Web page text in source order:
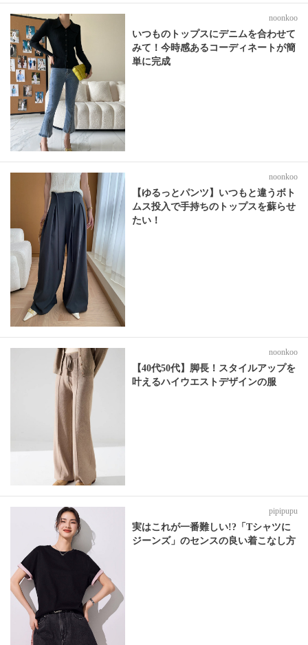
noonkoo
いつものトップスにデニムを合わせて
みて！今時感あるコーディネートが簡
単に完成
noonkoo
【ゆるっとパンツ】いつもと違うボト
ムス投入で手持ちのトップスを蘇らせ
たい！
noonkoo
【40代50代】脚長！スタイルアップを
叶えるハイウエストデザインの服
pipipupu
実はこれが一番難しい!?「Tシャツに
ジーンズ」のセンスの良い着こなし方